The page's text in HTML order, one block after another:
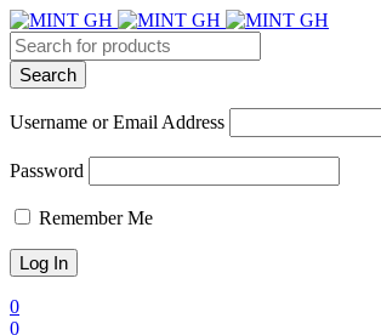
Username or Email Address
Password
Remember Me
0
0